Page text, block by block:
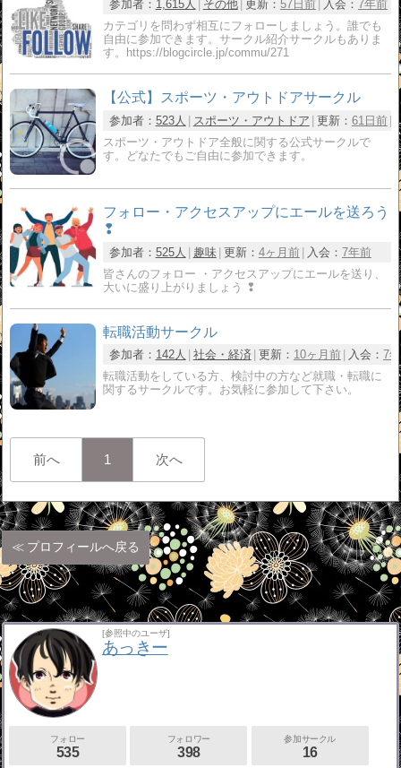
参加者： 1,615人 その他 更新： 57日前 入会： 7年前
カテゴリを問わず相互にフォローしましょう。誰でも
自由に参加できます。サークル紹介サークルもありま
す。https://blogcircle.jp/commu/271
【公式】スポーツ・アウトドアサークル
参加者： 523人 スポーツ・アウトドア 更新： 61日前
スポーツ・アウトドア全般に関する公式サークルで
す。どなたでもご自由に参加できます。
フォロー・アクセスアップにエールを送ろう
❢
参加者： 525人 趣味 更新： 4ヶ月前 入会： 7年前
皆さんのフォロー ・アクセスアップにエールを送り、
大いに盛り上がりましょう ❢
転職活動サークル
参加者： 142人 社会・経済 更新： 10ヶ月前 入会： 7
転職活動をしている方、検討中の方など就職・転職に
関するサークルです。お気軽に参加して下さい。
前へ 1 次へ
プロフィールへ戻る
[参照中のユーザ]
あっきー
フォロー
535
フォロワー
398
参加サークル
16